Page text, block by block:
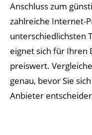
Anschluss zum
zahlreiche Internet-
unterschiedlichsten
eignet sich für Ihren
preiswert.
genau, bevor Sie
Anbieter